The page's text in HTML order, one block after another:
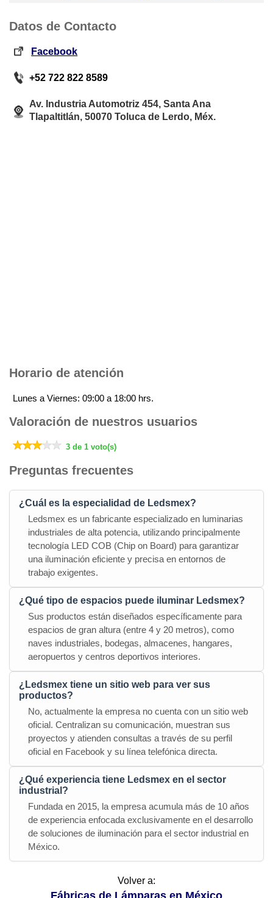
Datos de Contacto
Facebook
+52 722 822 8589
Av. Industria Automotriz 454, Santa Ana
Tlapaltitlán, 50070 Toluca de Lerdo, Méx.
Horario de atención
Lunes a Viernes: 09:00 a 18:00 hrs.
Valoración de nuestros usuarios
3 de 1 voto(s)
Preguntas frecuentes
¿Cuál es la especialidad de Ledsmex?
Ledsmex es un fabricante especializado en luminarias
industriales de alta potencia, utilizando principalmente
tecnología LED COB (Chip on Board) para garantizar
una iluminación eficiente y precisa en entornos de
trabajo exigentes.
¿Qué tipo de espacios puede iluminar Ledsmex?
Sus productos están diseñados específicamente para
espacios de gran altura (entre 4 y 20 metros), como
naves industriales, bodegas, almacenes, hangares,
aeropuertos y centros deportivos interiores.
¿Ledsmex tiene un sitio web para ver sus
productos?
No, actualmente la empresa no cuenta con un sitio web
oficial. Centralizan su comunicación, muestran sus
proyectos y atienden consultas a través de su perfil
oficial en Facebook y su línea telefónica directa.
¿Qué experiencia tiene Ledsmex en el sector
industrial?
Fundada en 2015, la empresa acumula más de 10 años
de experiencia enfocada exclusivamente en el desarrollo
de soluciones de iluminación para el sector industrial en
México.
Volver a:
Fábricas de Lámparas en México